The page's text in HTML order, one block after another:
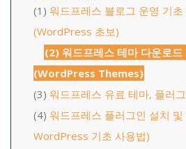
(1) 워드프레스 블로그 운영 기초
(WordPress 초보)
(2) 워드프레스 테마 다운로드
(WordPress Themes)
(3) 워드프레스 유료 테마, 플러
(4) 워드프레스 플러그인 설치
WordPress 기초 사용법)